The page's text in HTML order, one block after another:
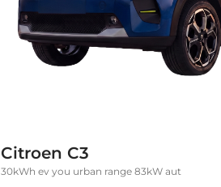
Citroen C3
30kWh ev you urban range 83kW aut